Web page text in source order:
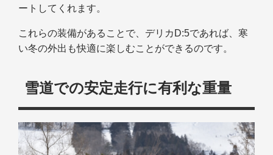
ートしてくれます。
これらの装備があることで、デリカD:5であれば、寒
い冬の外出も快適に楽しむことができるのです。
雪道での安定走行に有利な重量